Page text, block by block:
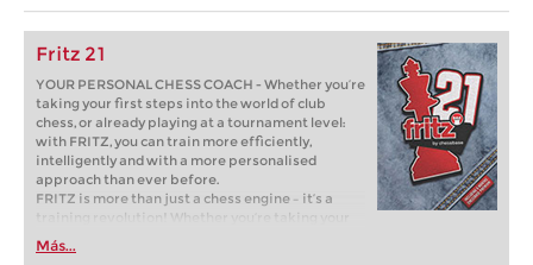
Fritz 21
YOUR PERSONAL CHESS COACH - Whether you’re
taking your first steps into the world of club
chess, or already playing at a tournament level:
with FRITZ, you can train more efficiently,
intelligently and with a more personalised
approach than ever before.
FRITZ is more than just a chess engine – it’s a
training revolution! Whether you’re taking your
first steps into the world of club chess, or already
playing at a tournament level: with FRITZ, you can
Más...